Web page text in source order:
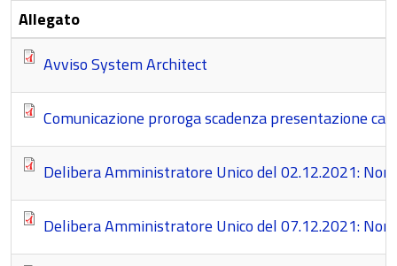
Allegato
Avviso System Architect
Comunicazione proroga scadenza presentazione
Delibera Amministratore Unico del 02.12.2021:
Delibera Amministratore Unico del 07.12.2021: